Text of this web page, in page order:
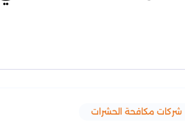
شركات مكافحة الحشرات